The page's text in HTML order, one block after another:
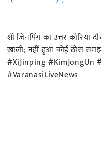
शी जिनपिंग का उत्तर कोरिया
खाली; नहीं हुआ कोई ठोस
#XiJinping #KimJongUn
#VaranasiLiveNews